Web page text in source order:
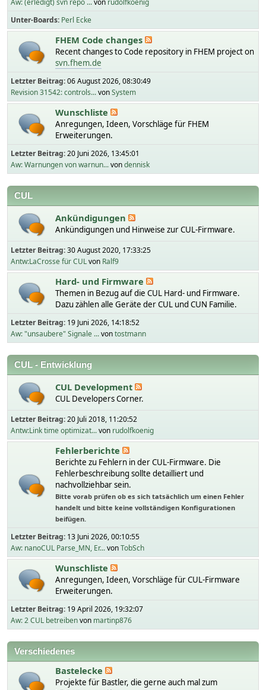
Aw: (erledigt) svn repo ...von rudolfkoenig
Unter-Boards Perl Ecke
FHEM Code changes
Recent changes to Code repository in FHEM project on
svn.fhem.de
Letzter Beitrag:06 August 2026, 08:30:49
Revision 31542: controls...vonSystem
Wunschliste
Anregungen, Ideen, Vorschläge für FHEM
Erweiterungen.
Letzter Beitrag:20 Juni 2026, 13:45:01
Aw: Warnungen von warnun...vondennisk
CUL
Ankündigungen
Ankündigungen und Hinweise zur CUL-Firmware.
Letzter Beitrag:30 August 2020, 17:33:25
Antw:LaCrosse für CULvon Ralf9
Hard- und Firmware
Themen in Bezug auf die CUL Hard- und Firmware.
Dazu zählen alle Geräte der CUL und CUN Familie.
Letzter Beitrag: 19 Juni 2026, 14:18:52
Aw: "unsaubere" Signale ...vontostmann
CUL - Entwicklung
CUL Development
CUL Developers Corner.
Letzter Beitrag:20 Juli 2018, 11:20:52
Antw:Link time optimizat...von rudolfkoenig
Fehlerberichte
Berichte zu Fehlern in der CUL-Firmware. Die
Fehlerbeschreibung sollte detailliert und
nachvollziehbar sein.
Bitte vorab prüfen ob es sich tatsächlich um einen Fehler
handelt und bitte keine vollständigen Konfigurationen
beifügen.
Letzter Beitrag: 13 Juni 2026, 00:10:55
Aw: nanoCUL Parse_MN, Er...vonTobSch
Wunschliste
Anregungen, Ideen, Vorschläge für CUL-Firmware
Erweiterungen.
Letzter Beitrag: 19 April 2026, 19:32:07
Aw: 2 CUL betreibenvon martinp876
Verschiedenes
Bastelecke
Projekte für Bastler, die gerne auch mal zum